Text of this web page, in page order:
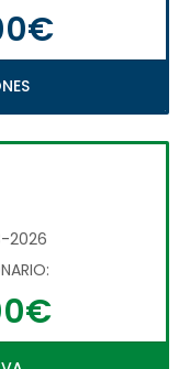
2026